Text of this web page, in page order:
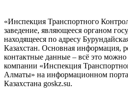
«Инспекция Транспортного
заведение, являющееся органом
находящееся по адресу
Казахстан. Основная информация,
контактные данные – всё это
компании «Инспекция
Алматы» на информационном
Казахстана goskz.su.